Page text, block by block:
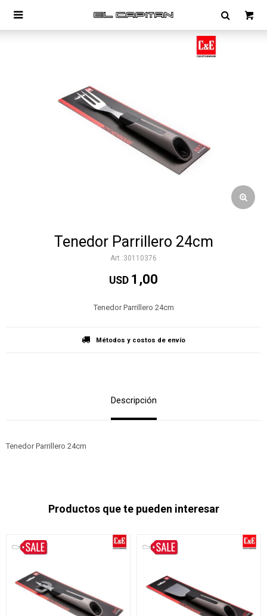

Tenedor Parrillero 24cm
30110376
USD 1,00
Tenedor Parrillero 24cm
Métodos y costos de envío
Descripción
Tenedor Parrillero 24cm
Productos que te pueden interesar